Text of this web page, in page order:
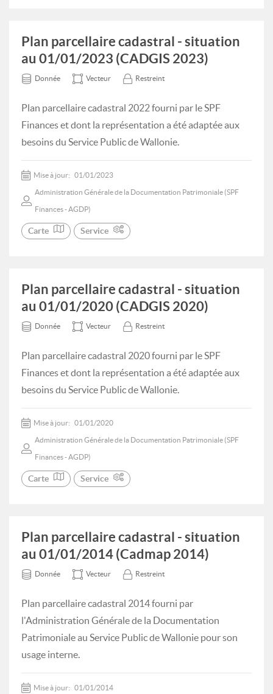
Plan parcellaire cadastral - situation
au 01/01/2023 (CADGIS 2023)
Donnée Vecteur Restreint
Plan parcellaire cadastral 2022 fourni par le SPF
Finances et dont la représentation a été adaptée aux
besoins du Service Public de Wallonie.
Mise à jour: 01/01/2023
Administration Générale de la Documentation Patrimoniale (SPF
Finances - AGDP)
Carte Service
Plan parcellaire cadastral - situation
au 01/01/2020 (CADGIS 2020)
Donnée Vecteur Restreint
Plan parcellaire cadastral 2020 fourni par le SPF
Finances et dont la représentation a été adaptée aux
besoins du Service Public de Wallonie.
Mise à jour: 01/01/2020
Administration Générale de la Documentation Patrimoniale (SPF
Finances - AGDP)
Carte Service
Plan parcellaire cadastral - situation
au 01/01/2014 (Cadmap 2014)
Donnée Vecteur Restreint
Plan parcellaire cadastral 2014 fourni par
l'Administration Générale de la Documentation
Patrimoniale au Service Public de Wallonie pour son
usage interne.
Mise à jour: 01/01/2014